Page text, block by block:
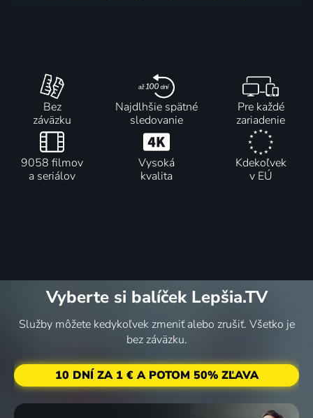
Bez
záväzku
Najdlhšie spätné
sledovanie
Pre každé
zariadenie
9058 filmov
a seriálov
Vysoká
kvalita
Kdekoľvek
v EÚ
Vyberte si balíček Lepšia.TV
Služby môžete kedykoľvek zmeniť alebo zrušiť. Všetko je
bez záväzku.
10 DNÍ ZA 1 € A POTOM 50% ZĽAVA